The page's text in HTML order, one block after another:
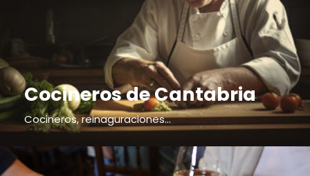
Cocineros de Cantabria
Cocineros, reinaguraciones...